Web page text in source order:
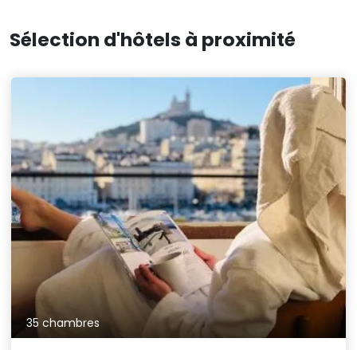
Sélection d'hôtels à proximité
35 chambres